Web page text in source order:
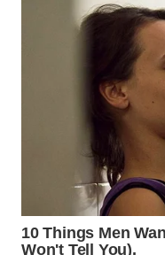
PRIANGAN
TIMUR
WN